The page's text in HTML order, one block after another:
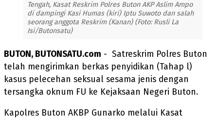
Tengah, Kasat Reskrim Polres Buton AKP Aslim Ampo
di dampingi Kasi Humas (kiri) Iptu Suwoto dan salah
seorang anggota Reskrim (Kanan) (Foto: Rusli La
Isi/Butonsatu)
BUTON, BUTONSATU.com - Satreskrim Polres Buton
telah mengirimkan berkas penyidikan (Tahap l)
kasus pelecehan seksual sesama jenis dengan
tersangka oknum FU ke Kejaksaan Negeri Buton.
Kapolres Buton AKBP Gunarko melalui Kasat